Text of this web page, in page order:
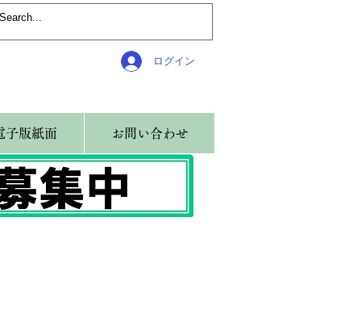
ログイン
子版紙面 お問い合わせ